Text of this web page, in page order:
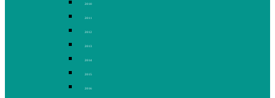
2010
2011
2012
2013
2014
2015
2016